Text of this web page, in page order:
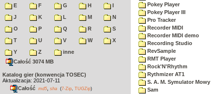
E
F G H
I
J
K L M
N
O
P Q R
S
T
U V W
X
Y
Z
inne
Całość 3074 MB
Katalog gier (konwencja TOSEC)
Aktualizacja: 2021-07-11
Całość md5 sha (7-Zip TUGZip)
Pokey Player
Pokey Player III
Pro Tracker
Recorder MIDI
Recorder MIDI demo
Recording Studio
RevSample
RMT Player
Rock'N'Rhythm
Rythmizer AT1
S. A. M. Symulator Mowy
Sam